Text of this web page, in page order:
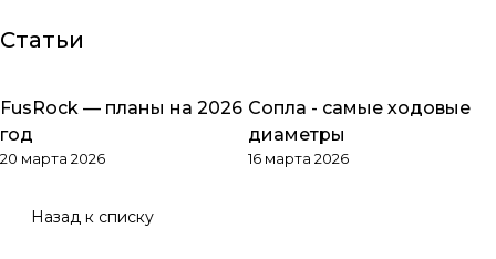
Статьи
Обзоры товаров
FusRock — планы на 2026
год
20 марта 2026
Обзоры товаров
Сопла - самые ходовые
диаметры
16 марта 2026
Назад к списку